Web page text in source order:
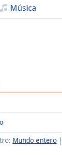
Música
Mundo entero